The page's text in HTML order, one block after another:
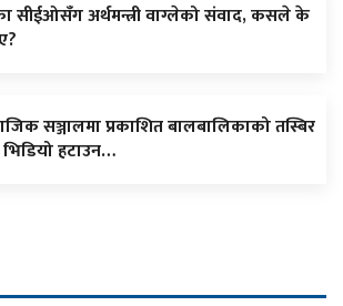
सीईओसँग अर्थमन्त्री वाग्लेको संवाद, कसले के
सञ्जालमा प्रकाशित बालबालिकाको तस्बिर
हटाउन…